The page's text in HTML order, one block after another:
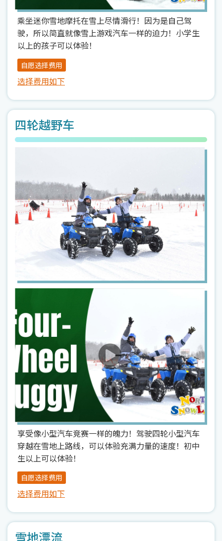
乘坐迷你雪地摩托在雪上尽情滑行！因为是自己驾
驶，所以简直就像雪上游戏汽车一样的迫力！小学生
以上的孩子可以体验！
自愿选择费用
选择费用如下
四轮越野车
享受像小型汽车竞赛一样的魄力！驾驶四轮小型汽车
穿越在雪地上路线，可以体验充满力量的速度！初中
生以上可以体验！
自愿选择费用
选择费用如下
雪地漂流